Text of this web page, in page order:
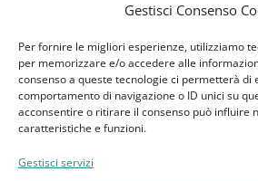
Gestisci Consenso
Per fornire le migliori esperienze, utilizziamo
per memorizzare e/o accedere alle
consenso a queste tecnologie ci permetterà di
comportamento di navigazione o ID unici su
acconsentire o ritirare il consenso può influire
caratteristiche e funzioni.
Gestisci servizi
Disconoscimento
Pagine Dedicate
Raffrescatori Evaporativi Industriali